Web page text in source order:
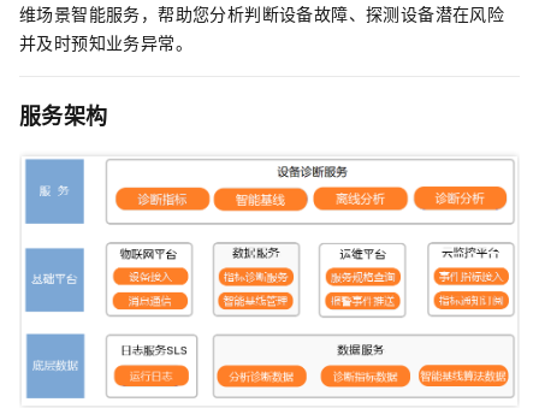
维场景智能服务，帮助您分析判断设备故障、探测设备潜在风险
并及时预知业务异常。
服务架构